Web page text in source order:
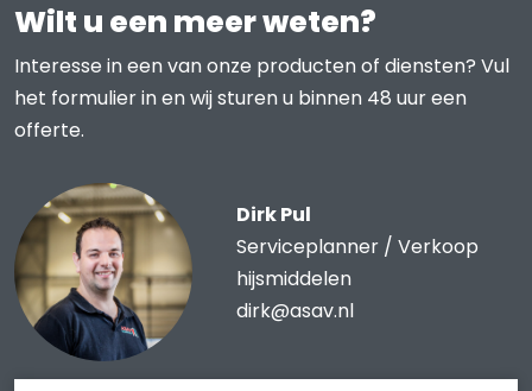
Wilt u een meer weten?
Interesse in een van onze producten of diensten? Vul
het formulier in en wij sturen u binnen 48 uur een
offerte.
Dirk Pul
Serviceplanner / Verkoop
hijsmiddelen
dirk@asav.nl